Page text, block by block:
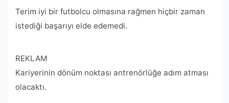
Terim iyi bir futbolcu olmasına rağmen hiçbir zaman
istediği başarıyı elde edemedi.
REKLAM
Kariyerinin dönüm noktası antrenörlüğe adım atması
olacaktı.